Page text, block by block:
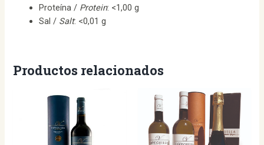
Proteína / Protein: <1,00 g
Sal / Salt: <0,01 g
Productos relacionados